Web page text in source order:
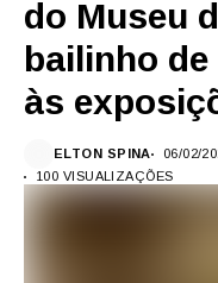
do Museu
bailinho
às
ELTON SPINA 06/02/
100 VISUALIZAÇÕES